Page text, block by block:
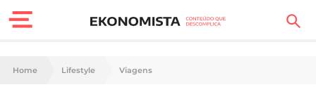
Finanças Pessoais
Home Lifestyle Viagens